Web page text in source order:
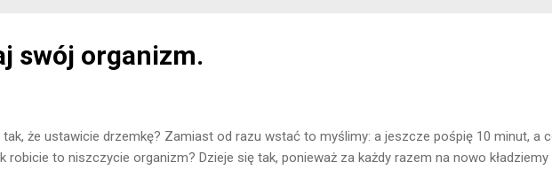
swój organizm.
tak, że ustawicie drzemkę? Zamiast od razu wstać to myślimy: a jeszcze pośpię 10 minut, a
robicie to niszczycie organizm? Dzieje się tak, ponieważ za każdy razem na nowo kładziemy